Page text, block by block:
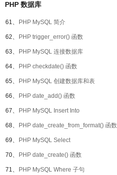
PHP 数据库
61、 PHP MySQL 简介
62、 PHP trigger_error() 函数
63、 PHP MySQL 连接数据库
64、 PHP checkdate() 函数
65、 PHP MySQL 创建数据库和表
66、 PHP date_add() 函数
67、 PHP MySQL Insert Into
68、 PHP date_create_from_format() 函数
69、 PHP MySQL Select
70、 PHP date_create() 函数
71、 PHP MySQL Where 子句